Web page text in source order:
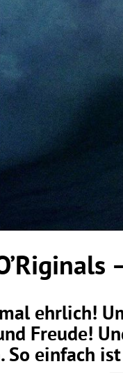
ehrlich!
Freude!
So einfach